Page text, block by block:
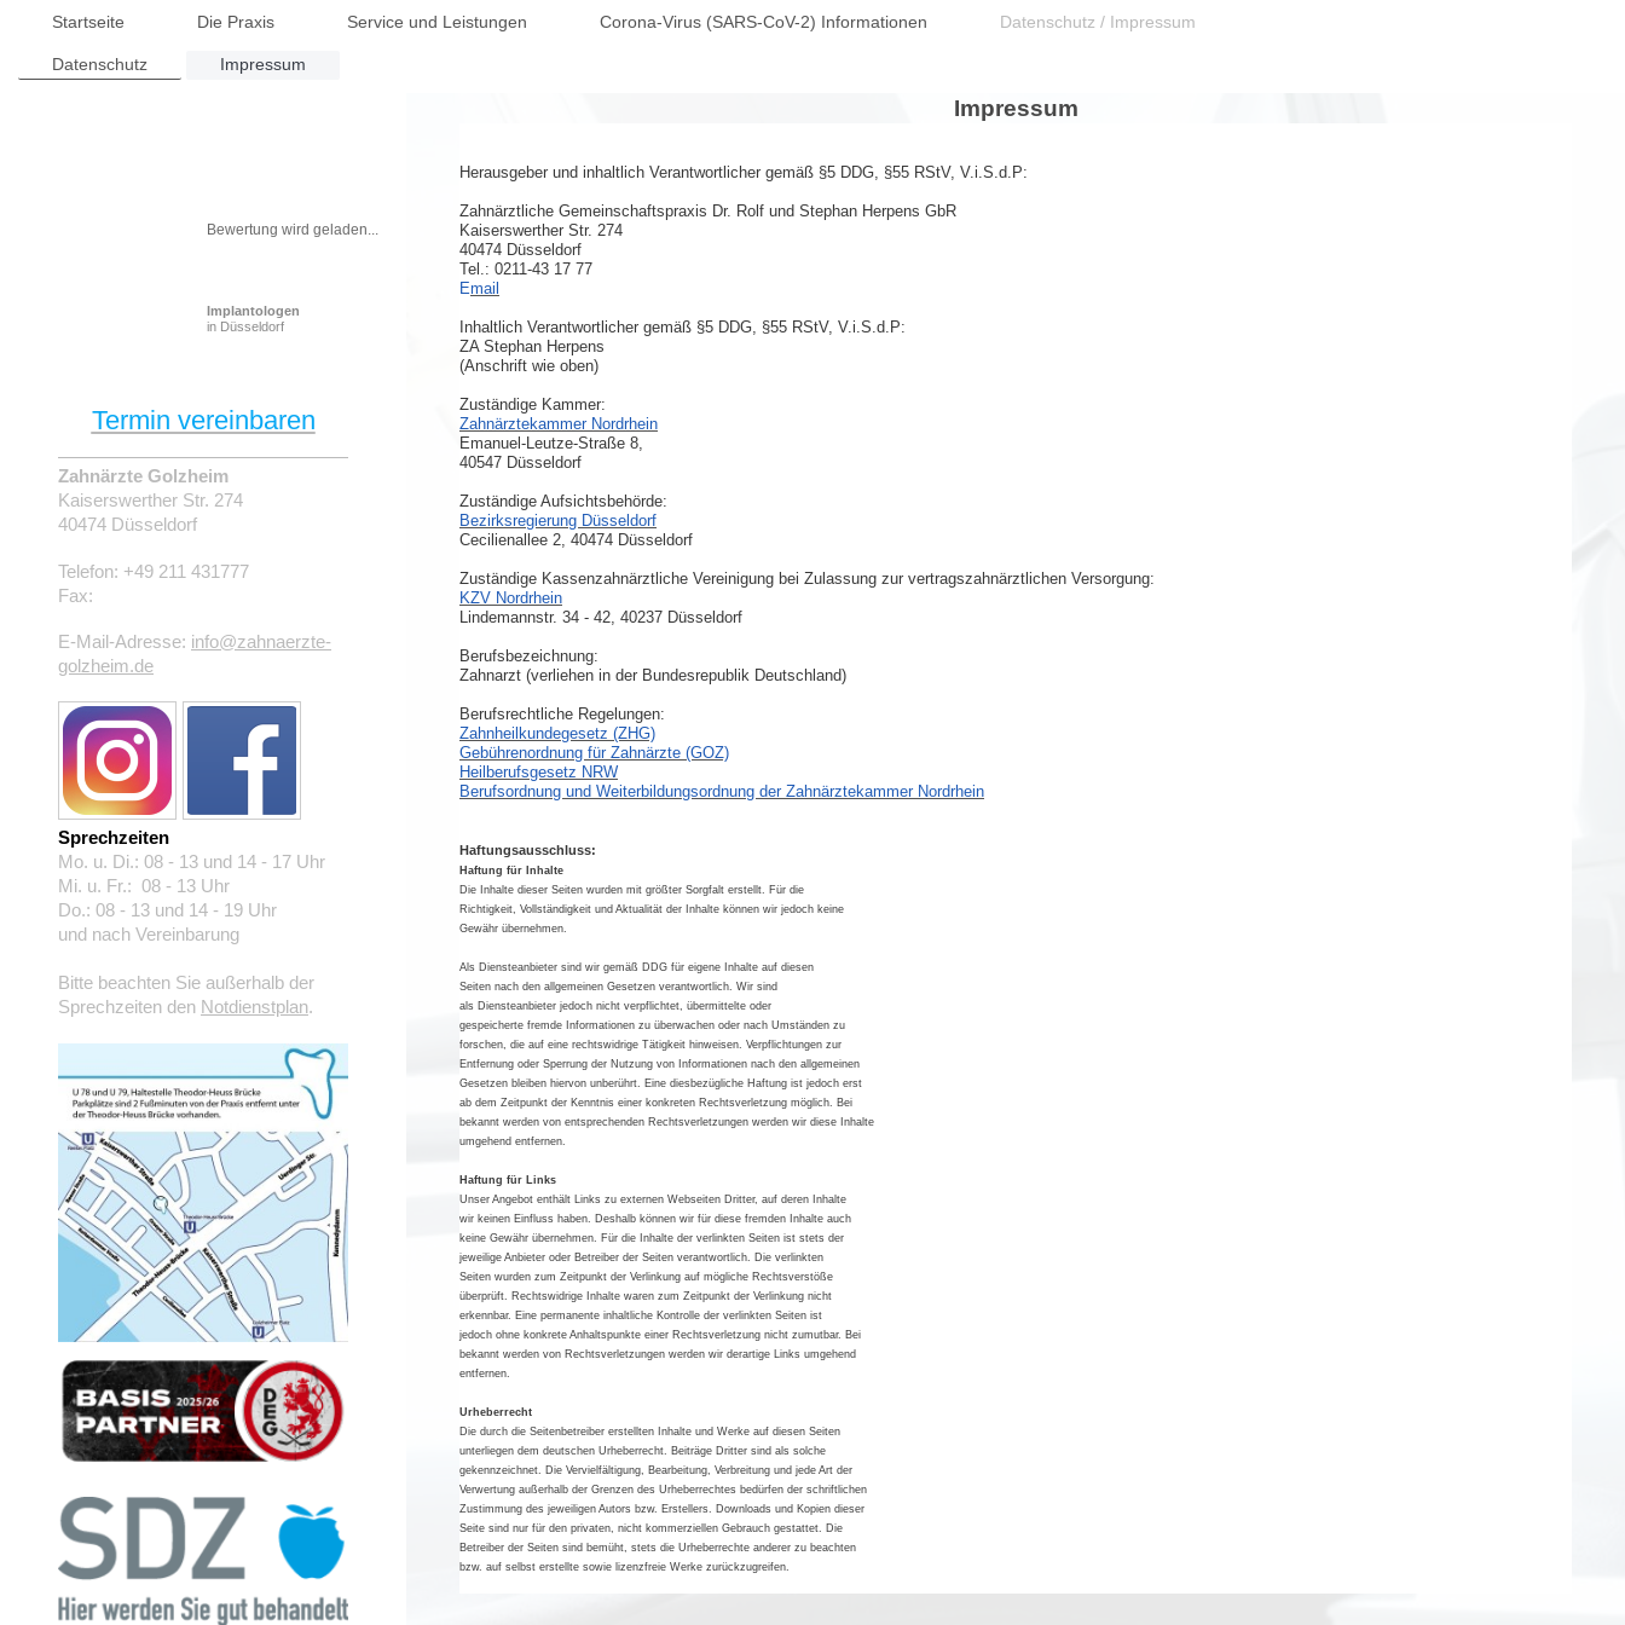
Startseite Die Praxis Service und Leistungen Corona-Virus (SARS-CoV-2) Informationen Datenschutz / Impressum
Datenschutz Impressum
Impressum
Herausgeber und inhaltlich Verantwortlicher gemäß §5 DDG, §55 RStV, V.i.S.d.P:
Zahnärztliche Gemeinschaftspraxis Dr. Rolf und Stephan Herpens GbR
Kaiserswerther Str. 274
40474 Düsseldorf
Tel.: 0211-43 17 77
Email
Inhaltlich Verantwortlicher gemäß §5 DDG, §55 RStV, V.i.S.d.P:
ZA Stephan Herpens
(Anschrift wie oben)
Zuständige Kammer:
Zahnärztekammer Nordrhein
Emanuel-Leutze-Straße 8,
40547 Düsseldorf
Zuständige Aufsichtsbehörde:
Bezirksregierung Düsseldorf
Cecilienallee 2, 40474 Düsseldorf
Zuständige Kassenzahnärztliche Vereinigung bei Zulassung zur vertragszahnärztlichen Versorgung:
KZV Nordrhein
Lindemannstr. 34 - 42, 40237 Düsseldorf
Berufsbezeichnung:
Zahnarzt (verliehen in der Bundesrepublik Deutschland)
Berufsrechtliche Regelungen:
Zahnheilkundegesetz (ZHG)
Gebührenordnung für Zahnärzte (GOZ)
Heilberufsgesetz NRW
Berufsordnung und Weiterbildungsordnung der Zahnärztekammer Nordrhein
Haftungsausschluss:
Haftung für Inhalte
Die Inhalte dieser Seiten wurden mit größter Sorgfalt erstellt. Für die
Richtigkeit, Vollständigkeit und Aktualität der Inhalte können wir jedoch keine
Gewähr übernehmen.
Als Diensteanbieter sind wir gemäß DDG für eigene Inhalte auf diesen
Seiten nach den allgemeinen Gesetzen verantwortlich. Wir sind
als Diensteanbieter jedoch nicht verpflichtet, übermittelte oder
gespeicherte fremde Informationen zu überwachen oder nach Umständen zu
forschen, die auf eine rechtswidrige Tätigkeit hinweisen. Verpflichtungen zur
Entfernung oder Sperrung der Nutzung von Informationen nach den allgemeinen
Gesetzen bleiben hiervon unberührt. Eine diesbezügliche Haftung ist jedoch erst
ab dem Zeitpunkt der Kenntnis einer konkreten Rechtsverletzung möglich. Bei
bekannt werden von entsprechenden Rechtsverletzungen werden wir diese Inhalte
umgehend entfernen.
Haftung für Links
Unser Angebot enthält Links zu externen Webseiten Dritter, auf deren Inhalte
wir keinen Einfluss haben. Deshalb können wir für diese fremden Inhalte auch
keine Gewähr übernehmen. Für die Inhalte der verlinkten Seiten ist stets der
jeweilige Anbieter oder Betreiber der Seiten verantwortlich. Die verlinkten
Seiten wurden zum Zeitpunkt der Verlinkung auf mögliche Rechtsverstöße
überprüft. Rechtswidrige Inhalte waren zum Zeitpunkt der Verlinkung nicht
erkennbar. Eine permanente inhaltliche Kontrolle der verlinkten Seiten ist
jedoch ohne konkrete Anhaltspunkte einer Rechtsverletzung nicht zumutbar. Bei
bekannt werden von Rechtsverletzungen werden wir derartige Links umgehend
entfernen.
Urheberrecht
Die durch die Seitenbetreiber erstellten Inhalte und Werke auf diesen Seiten
unterliegen dem deutschen Urheberrecht. Beiträge Dritter sind als solche
gekennzeichnet. Die Vervielfältigung, Bearbeitung, Verbreitung und jede Art der
Verwertung außerhalb der Grenzen des Urheberrechtes bedürfen der schriftlichen
Zustimmung des jeweiligen Autors bzw. Erstellers. Downloads und Kopien dieser
Seite sind nur für den privaten, nicht kommerziellen Gebrauch gestattet. Die
Betreiber der Seiten sind bemüht, stets die Urheberrechte anderer zu beachten
bzw. auf selbst erstellte sowie lizenzfreie Werke zurückzugreifen.
Bewertung wird geladen...
Implantologen
in Düsseldorf
Termin vereinbaren
Zahnärzte Golzheim
Kaiserswerther Str. 274
40474 Düsseldorf
Telefon: +49 211 431777
Fax:
E-Mail-Adresse: info@zahnaerzte-
golzheim.de
Sprechzeiten
Mo. u. Di.: 08 - 13 und 14 - 17 Uhr
Mi. u. Fr.: 08 - 13 Uhr
Do.: 08 - 13 und 14 - 19 Uhr
und nach Vereinbarung
Bitte beachten Sie außerhalb der
Sprechzeiten den Notdienstplan.